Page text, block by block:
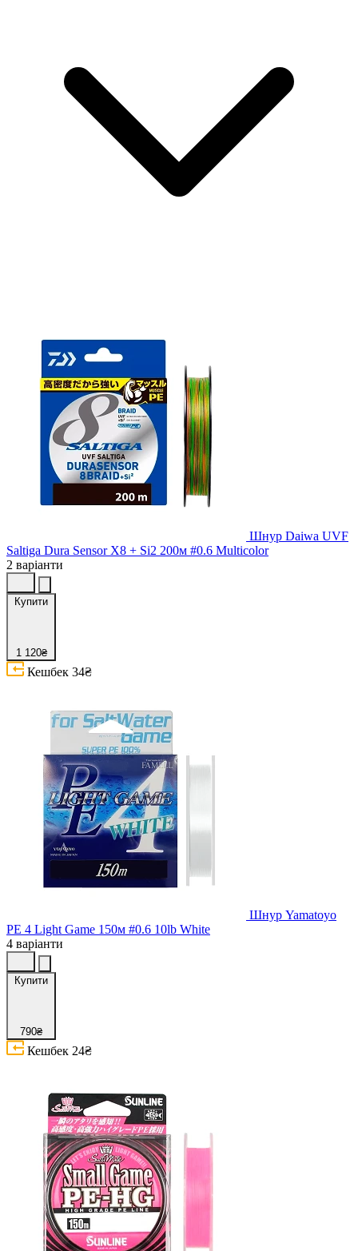
Шнур Daiwa UVF
Saltiga Dura Sensor X8 + Si2 200м #0.6 Multicolor
2 варіанти
Купити
1 120₴
Кешбек 34₴
Шнур Yamatoyo
PE 4 Light Game 150м #0.6 10lb White
4 варіанти
Купити
790₴
Кешбек 24₴